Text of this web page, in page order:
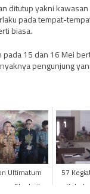
ditutup yakni
pada tempat-
biasa.
15 dan 16 Mei
pengunjung
Ultimatum
Stockpile
57
Kota